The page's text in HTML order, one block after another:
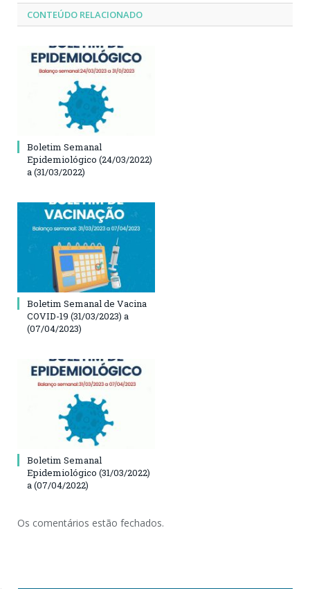
CONTEÚDO RELACIONADO
Boletim Semanal
Epidemiológico (24/03/2022)
a (31/03/2022)
Boletim Semanal de Vacina
COVID-19 (31/03/2023) a
(07/04/2023)
Boletim Semanal
Epidemiológico (31/03/2022)
a (07/04/2022)
Os comentários estão fechados.